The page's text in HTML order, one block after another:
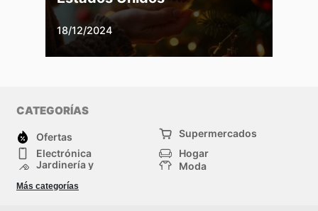
18/12/2024
CATEGORÍAS
Ofertas
Supermercados
Electrónica
Hogar
Jardinería y
Moda
Tiendas
departamentales
Más categorías